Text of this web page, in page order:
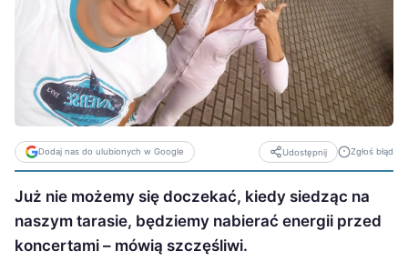
Dodaj nas do ulubionych w Google Udostępnij Zgłoś błąd
Już nie możemy się doczekać, kiedy siedząc na
naszym tarasie, będziemy nabierać energii przed
koncertami – mówią szczęśliwi.